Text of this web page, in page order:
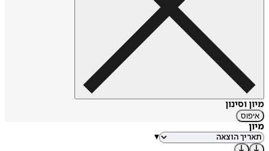
מיון וסינון
איפוס
מיון
▾